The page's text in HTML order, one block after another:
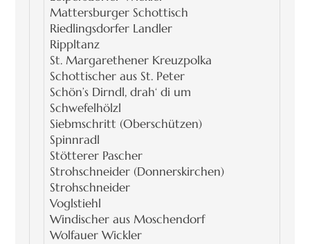
Mattersburger Schottisch
Riedlingsdorfer Landler
Rippltanz
St. Margarethener Kreuzpolka
Schottischer aus St. Peter
Schön’s Dirndl, drah‘ di um
Schwefelhölzl
Siebmschritt (Oberschützen)
Spinnradl
Stötterer Pascher
Strohschneider (Donnerskirchen)
Strohschneider
Voglstiehl
Windischer aus Moschendorf
Wolfauer Wickler